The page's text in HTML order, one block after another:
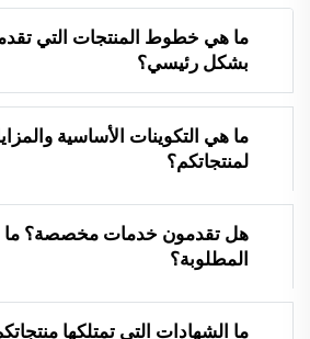
بشكل رئيسي؟
ما هي التكوينات الأساسية
لمنتجاتكم؟
هل تقدمون خدمات مخصصة؟ ما
المطلوبة؟
ما الشهادات التي تمتلكها